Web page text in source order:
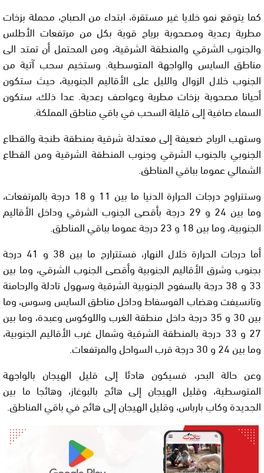
كما يتوقع نمو خلايا غير مستقرة، ابتداء من الصباح، محملة بزخات
مطرية رعدية ومصحوبة برياح قوية بكل من مرتفعات الأطلس
والجنوب الشرقي والمنطقة الشرقية، ومن المحتمل أن تمتد الى
مناطق السايس والواجهة المتوسطية. وستخيم سحب آتية من
الجنوب خلال الزوال والليل على الأقاليم الجنوبية، حيث ستكون
أحيانا مصحوبة بزخات مطرية وعواصف رعدية. عدا ذلك، ستكون
السماء صافية إلى قليلة السحب في باقي مناطق المملكة.
وستهب الرياح ضعيفة إلى معتدلة شرقية بمنطقة طنجة والقطاع
الجنوبي بالجنوب الشرقي وجنوب المنطقة الشرقية ومن القطاع
الشمالي عموما بباقي المناطق.
وستتراوح درجات الحرارة الدنيا ما بين 11 و 18 درجة بالمرتفعات،
وما بين 24 و 29 درجة بأقصى الجنوب الشرقي وداخل الأقاليم
الجنوبية، وما بين 18 و 23 درجة عموما بباقي المناطق.
أما درجات الحرارة خلال النهار، فستترارح ما بين 38 و 41 درجة
بجنوب وشرق الأقاليم الجنوبية وأقصى الجنوب الشرقي، وما بين
33 و 38 درجة بالسفوح الجنوبية الشرقية وسهول تادلة والرحامنة
وتانسيفت وهضاب الفوسفاط وداخل مناطق السايس وسوس، وما
بين 30 و 35 درجة داخل منطقة الغرب واللوكوس وعبدة، وما بين
27 و 33 درجة بالمنطقة الشرقية وشمال غرب الأقاليم الجنوبية،
وما بين 24 و 30 درجة قرب السواحل والمرتفعات.
وعن حالة البحر، فسيكون هادئا إلى قليل الهيجان بالواجهة
المتوسطية، وقليل الهيجان إلى هائج بالبوغاز، وهائجا ما بين
الجديدة وكاب بارباس، وقليل الهيجان إلى هائج في باقي المناطق.